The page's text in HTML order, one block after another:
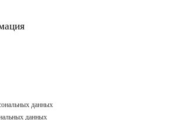
данных
данных